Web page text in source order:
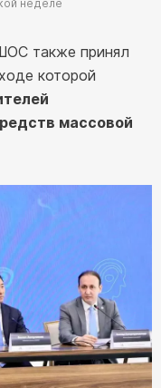
неделе
также принял
которой
массовой